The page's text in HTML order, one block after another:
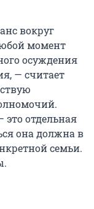
вокруг
момент
осуждения
— считает
отдельная
она должна в
семьи.